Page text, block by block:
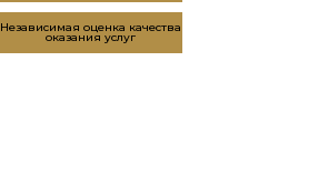
Независимая оценка качества
оказания услуг